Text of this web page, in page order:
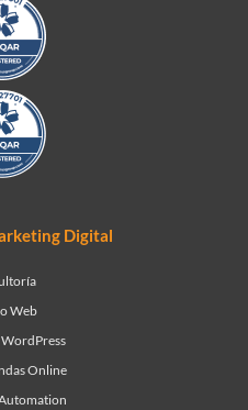
Digital
Web
Online